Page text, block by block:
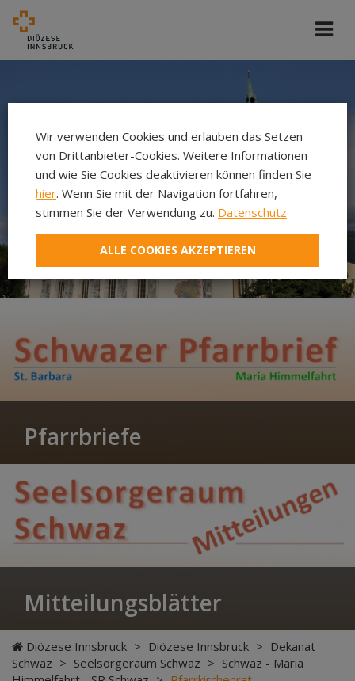
Pfarrbriefe
Mitteilungsblätter
Diözese Innsbruck > Diözese Innsbruck > Dekanat
Schwaz > Seelsorgeraum Schwaz > Schwaz - Maria
Wir verwenden Cookies und erlauben das Setzen
von Drittanbieter-Cookies. Weitere Informationen
und wie Sie Cookies deaktivieren können finden Sie
hier. Wenn Sie mit der Navigation fortfahren,
stimmen Sie der Verwendung zu. Datenschutz
ALLE COOKIES AKZEPTIEREN